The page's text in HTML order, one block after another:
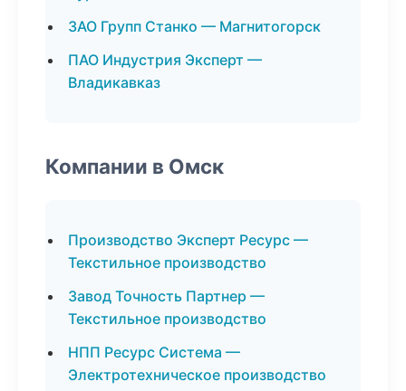
ЗАО Групп Станко — Магнитогорск
ПАО Индустрия Эксперт —
Владикавказ
Компании в Омск
Производство Эксперт Ресурс —
Текстильное производство
Завод Точность Партнер —
Текстильное производство
НПП Ресурс Система —
Электротехническое производство